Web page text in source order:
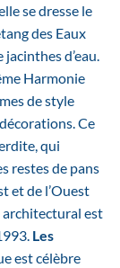
se dresse le
des Eaux
jacinthes d’eau.
Harmonie
de style
Ce
qui
restes de pans
et de l’Ouest
architectural est
Les
est célèbre